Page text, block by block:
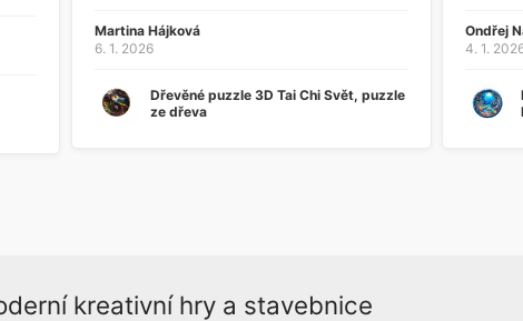
Martina Hájková
6. 1. 2026
Dřevěné puzzle 3D Tai Chi Svět, puzzle
ze dřeva
Ondřej
4. 1.
kreativní hry a stavebnice